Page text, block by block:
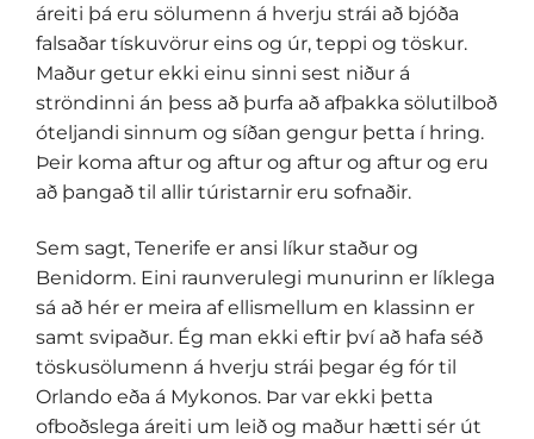
áreiti þá eru sölumenn á hverju strái að bjóða
falsaðar tískuvörur eins og úr, teppi og töskur.
Maður getur ekki einu sinni sest niður á
ströndinni án þess að þurfa að afþakka sölutilboð
óteljandi sinnum og síðan gengur þetta í hring.
Þeir koma aftur og aftur og aftur og aftur og eru
að þangað til allir túristarnir eru sofnaðir.
Sem sagt, Tenerife er ansi líkur staður og
Benidorm. Eini raunverulegi munurinn er líklega
sá að hér er meira af ellismellum en klassinn er
samt svipaður. Ég man ekki eftir því að hafa séð
töskusölumenn á hverju strái þegar ég fór til
Orlando eða á Mykonos. Þar var ekki þetta
ofboðslega áreiti um leið og maður hætti sér út